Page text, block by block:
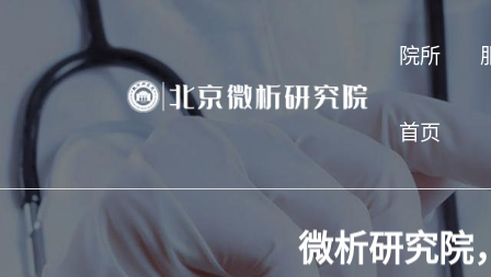
院所
首页
微析研究院